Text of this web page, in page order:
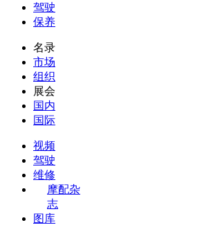
驾驶
保养
名录
市场
组织
展会
国内
国际
视频
驾驶
维修
摩配杂
志
图库